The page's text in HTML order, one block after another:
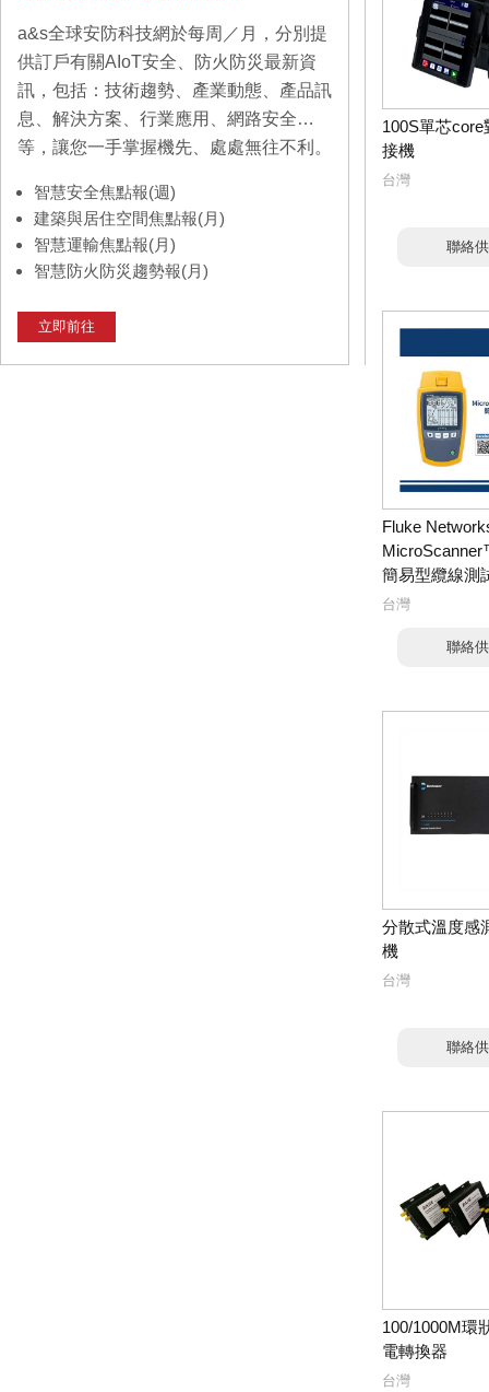
a&s全球安防科技網於每周／月，分別提
供訂戶有關AIoT安全、防火防災最新資
訊，包括：技術趨勢、產業動態、產品訊
息、解決方案、行業應用、網路安全…
等，讓您一手掌握機先、處處無往不利。
智慧安全焦點報(週)
建築與居住空間焦點報(月)
智慧運輸焦點報(月)
智慧防火防災趨勢報(月)
立即前往
100S單芯
接機
台灣
聯絡
Fluke
簡易型纜線測
台灣
聯絡
分散式溫度感
機
台灣
聯絡
100/1000M環
電轉換器
台灣